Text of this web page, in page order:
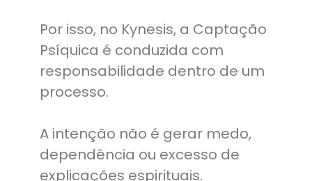
Por isso, no Kynesis, a Captação
Psíquica é conduzida com
responsabilidade dentro de um
processo.
A intenção não é gerar medo,
dependência ou excesso de
explicações espirituais.